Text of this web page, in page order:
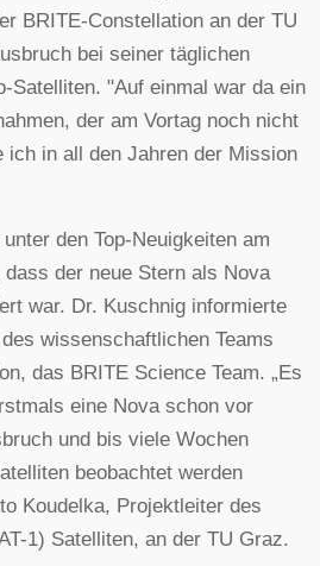
BRITE-Constellation an der TU
bei seiner täglichen
Satelliten. "Auf einmal war da ein
der am Vortag noch nicht
ich in all den Jahren der Mission
den Top-Neuigkeiten am
der neue Stern als Nova
war. Dr. Kuschnig informierte
wissenschaftlichen Teams
das BRITE Science Team. „Es
eine Nova schon vor
und bis viele Wochen
beobachtet werden
Koudelka, Projektleiter des
1) Satelliten, an der TU Graz.